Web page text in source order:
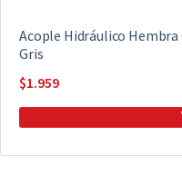
Acople Hidráulico Hembra
Gris
$1.959